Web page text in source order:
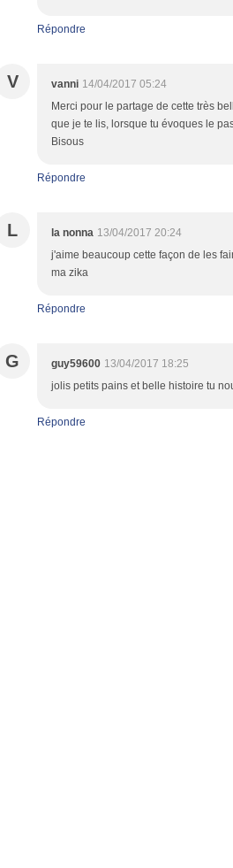
Répondre
V vanni 14/04/2017 05:24
Merci pour le partage de cette très
que je te lis, lorsque tu évoques le
Bisous
Répondre
L la nonna 13/04/2017 20:24
j'aime beaucoup cette façon de les
ma zika
Répondre
G guy59600 13/04/2017 18:25
jolis petits pains et belle histoire tu
Répondre